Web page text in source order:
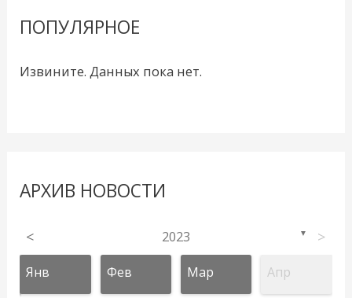
ПОПУЛЯРНОЕ
Извините. Данных пока нет.
АРХИВ НОВОСТИ
< 2023 ▼ >
Янв Фев Мар Апр